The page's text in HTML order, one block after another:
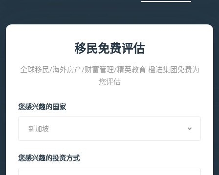
移民免费评估
全球移民/海外房产/财富管理/精英教育 楹进集团免费为
您评估
您感兴趣的国家
新加坡
您感兴趣的投资方式